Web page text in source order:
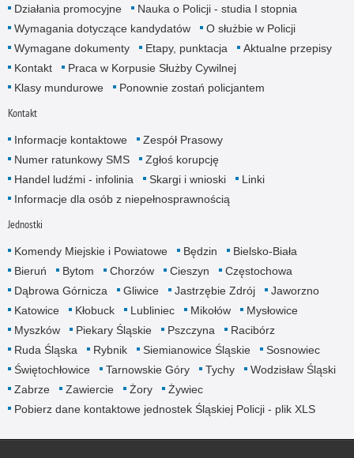
Działania promocyjne
Nauka o Policji - studia I stopnia
Wymagania dotyczące kandydatów
O służbie w Policji
Wymagane dokumenty
Etapy, punktacja
Aktualne przepisy
Kontakt
Praca w Korpusie Służby Cywilnej
Klasy mundurowe
Ponownie zostań policjantem
Kontakt
Informacje kontaktowe
Zespół Prasowy
Numer ratunkowy SMS
Zgłoś korupcję
Handel ludźmi - infolinia
Skargi i wnioski
Linki
Informacje dla osób z niepełnosprawnością
Jednostki
Komendy Miejskie i Powiatowe Będzin
Bielsko-Biała
Bieruń
Bytom Chorzów Cieszyn
Częstochowa
Dąbrowa Górnicza
Gliwice Jastrzębie Zdrój
Jaworzno
Katowice
Kłobuck Lubliniec Mikołów
Mysłowice
Myszków
Piekary Śląskie Pszczyna
Racibórz
Ruda Śląska
Rybnik Siemianowice Śląskie
Sosnowiec
Świętochłowice
Tarnowskie Góry Tychy
Wodzisław Śląski
Zabrze
Zawiercie Żory
Żywiec
Pobierz dane kontaktowe jednostek Śląskiej Policji - plik XLS